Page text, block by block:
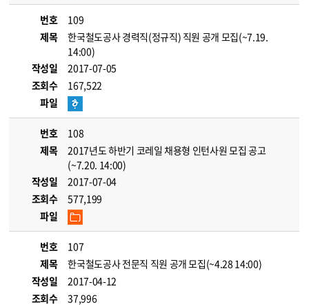
번호
109
제목
한국철도공사 경력직(정규직) 직원 공개 모집(~7.19.
14:00)
작성일
2017-07-05
조회수
167,522
파일
번호
108
제목
2017년도 하반기 코레일 채용형 인턴사원 모집 공고
(~7.20. 14:00)
작성일
2017-07-04
조회수
577,199
파일
번호
107
제목
한국철도공사 전문직 직원 공개 모집(~4.28 14:00)
작성일
2017-04-12
조회수
37,996